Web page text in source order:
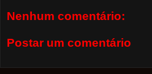
Nenhum comentário:
Postar um comentário